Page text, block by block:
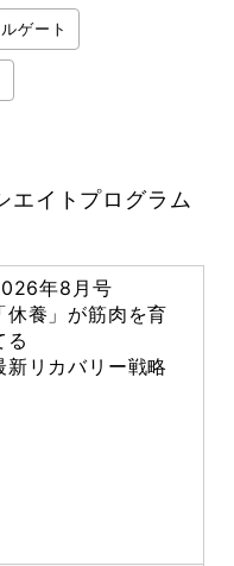
ゲート
エイトプログラム
年8月号
「休養」が筋肉を育
る
新リカバリー戦略